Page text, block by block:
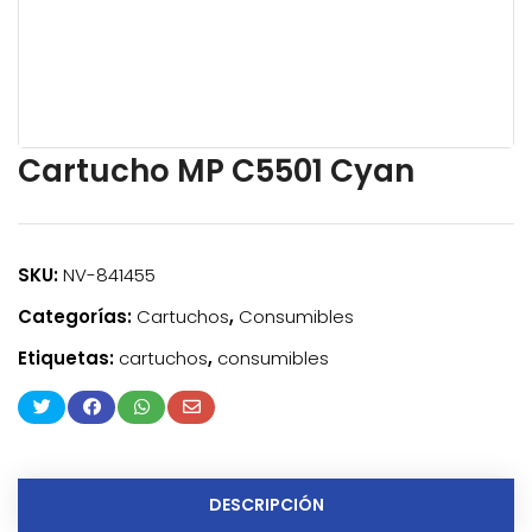
Cartucho MP C5501 Cyan
SKU:NV-841455
Categorías: Cartuchos, Consumibles
Etiquetas: cartuchos, consumibles
DESCRIPCIÓN